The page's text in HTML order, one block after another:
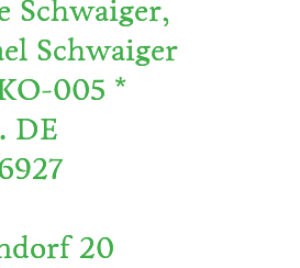
Schwaiger,
Schwaiger
005 *
DE
20